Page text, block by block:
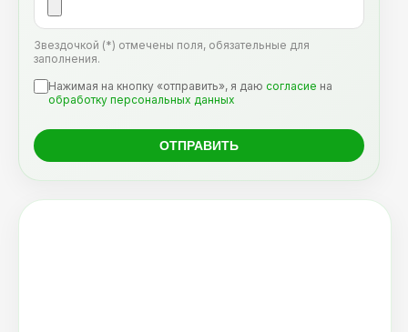
Звездочкой (*) отмечены поля, обязательные для
заполнения.
Нажимая на кнопку «отправить», я даю согласие на
обработку персональных данных